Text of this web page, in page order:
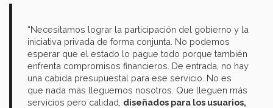
“Necesitamos lograr la participación del gobierno y la
iniciativa privada de forma conjunta. No podemos
esperar que el estado lo pague todo porque también
enfrenta compromisos financieros. De entrada, no hay
una cabida presupuestal para ese servicio. No es
que nada más lleguemos nosotros. Que lleguen más
servicios pero calidad, diseñados para los usuarios,